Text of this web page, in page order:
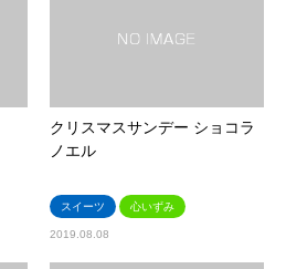
クリスマスサンデー ショコラ
ノエル
スイーツ 心いずみ
2019.08.08